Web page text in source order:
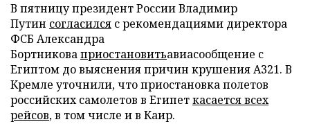
В пятницу президент России Владимир
Путин согласился с рекомендациями директора
ФСБ Александра
Бортниковаприостановитьавиасообщение с
Египтом до выяснения причин крушения А321. В
Кремле уточнили, что приостановка полетов
российских самолетов в Египеткасается всех
рейсов, в том числе и в Каир.